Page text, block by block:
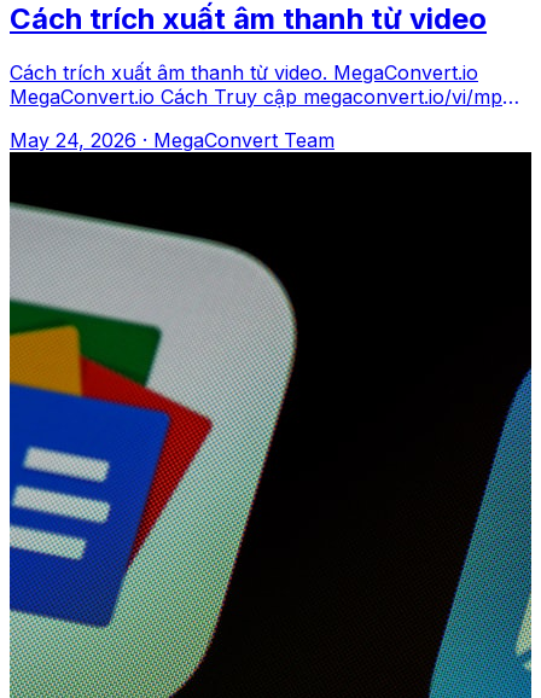
Cách trích xuất âm thanh từ video
Cách trích xuất âm thanh từ video. MegaConvert.io
MegaConvert.io Cách Truy cập megaconvert.io/vi/mp4-
May 24, 2026 · MegaConvert Team